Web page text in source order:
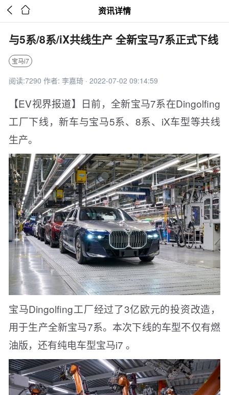
  资讯详情
与5系/8系/iX共线生产 全新宝马7系正式下线
宝马i7
阅读:7290 作者: 李嘉琦 · 2022-07-02 09:14:59
【EV视界报道】日前，全新宝马7系在Dingolfing
工厂下线，新车与宝马5系、8系、iX车型等共线
生产。
宝马Dingolfing工厂经过了3亿欧元的投资改造，
用于生产全新宝马7系。本次下线的车型不仅有燃
油版，还有纯电车型宝马i7 。